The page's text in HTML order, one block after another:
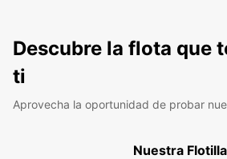
Descubre la flota que
ti
Aprovecha la oportunidad de probar
Nuestra Flotilla